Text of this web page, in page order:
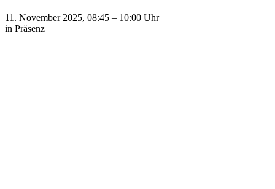
11. November 2025, 08:45 – 10:00 Uhr
in Präsenz